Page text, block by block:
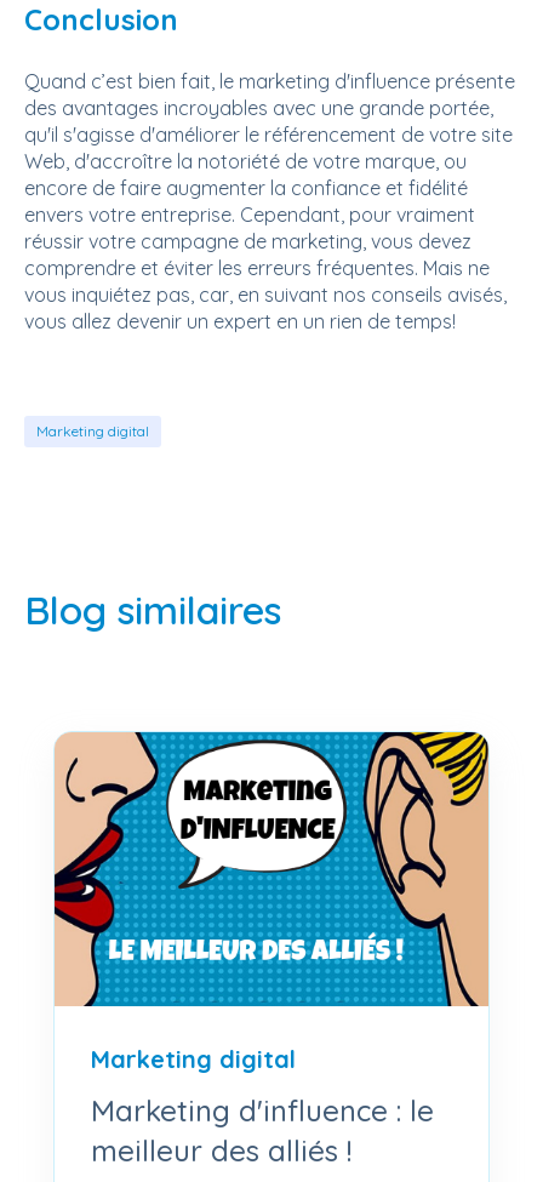
Conclusion
Quand c’est bien fait, le marketing d'influence présente
des avantages incroyables avec une grande portée,
qu'il s'agisse d'améliorer le référencement de votre site
Web, d'accroître la notoriété de votre marque, ou
encore de faire augmenter la confiance et fidélité
envers votre entreprise. Cependant, pour vraiment
réussir votre campagne de marketing, vous devez
comprendre et éviter les erreurs fréquentes. Mais ne
vous inquiétez pas, car, en suivant nos conseils avisés,
vous allez devenir un expert en un rien de temps!
Marketing digital
Blog similaires
Marketing digital
Marketing d'influence : le
meilleur des alliés !